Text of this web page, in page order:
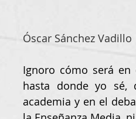
Óscar Sánchez Vadillo
Ignoro cómo será
hasta donde yo sé,
academia y en el